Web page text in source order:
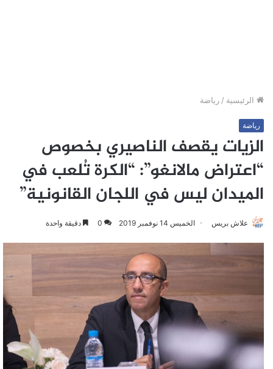
الرئيسية / رياضة
رياضة
الزيات يقصف الناصيري بخصوص
“اعتراض مالانغو”: “الكرة تُلعب في
الميدان ليس في اللجان القانونية”
علاش بريس الخميس 14 نوفمبر 2019 0 دقيقة واحدة